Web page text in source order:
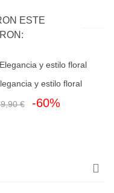
ESTE
y estilo floral
€ -60%